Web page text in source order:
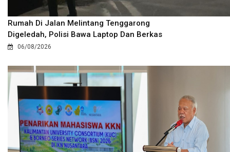
Rumah Di Jalan Melintang Tenggarong
Digeledah, Polisi Bawa Laptop Dan Berkas
06/08/2026